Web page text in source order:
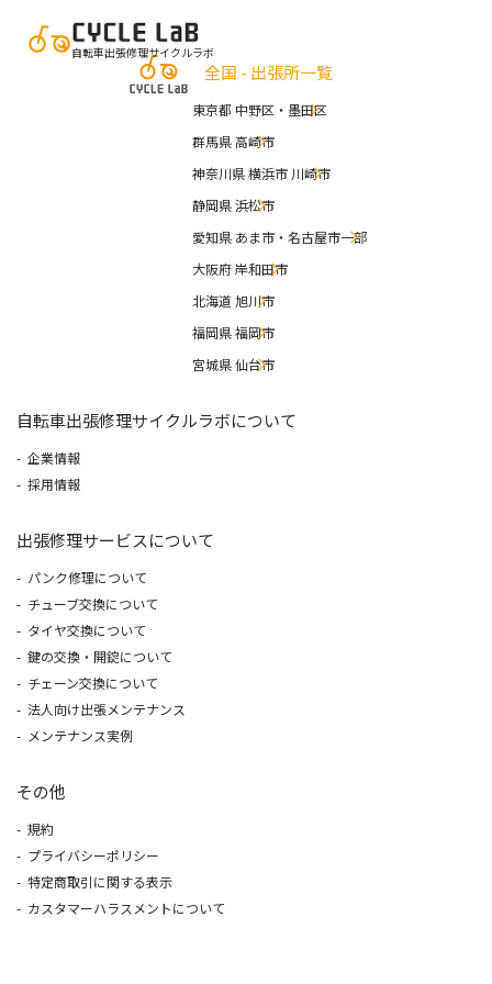
自転車出張修理サイクルラボ
全国 - 出張所一覧
東京都 中野区・墨田区
群馬県 高崎市
神奈川県 横浜市 川崎市
静岡県 浜松市
愛知県 あま市・名古屋市一部
大阪府 岸和田市
北海道 旭川市
福岡県 福岡市
宮城県 仙台市
自転車出張修理サイクルラボについて
企業情報
採用情報
出張修理サービスについて
パンク修理について
チューブ交換について
タイヤ交換について
鍵の交換・開錠について
チェーン交換について
法人向け出張メンテナンス
メンテナンス実例
その他
規約
プライバシーポリシー
特定商取引に関する表示
カスタマーハラスメントについて